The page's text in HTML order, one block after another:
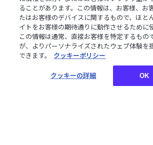
デジタルグッズはダウンロード商品です。
さまざまな企画やコンセプトに沿ったライ
ス、特典壁紙をご購入いただけます。
お買い物についてご案内しております。
ることがあります。この情報は、お客様、お
たはお客様のデバイスに関するもので、ほと
イトをお客様の期待通りに動作させるために
この情報は通常、直接お客様を特定するもの
が、よりパーソナライズされたウェブ体験を
できます。
クッキーポリシー
クッキーの詳細 OK